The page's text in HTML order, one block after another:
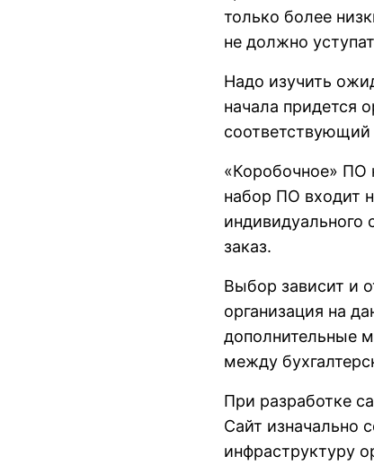
только более
не должно
Надо изучить
начала придется
«Коробочное» ПО
набор ПО входит
индивидуального
заказ.
Выбор зависит и
организация на
дополнительные
между
При разработке
Сайт изначально
инфраструктуру